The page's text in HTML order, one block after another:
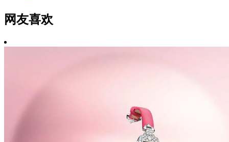
网友喜欢